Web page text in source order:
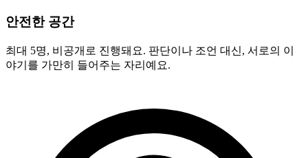
안전한 공간
최대 5명, 비공개로 진행돼요. 판단이나 조언 대신, 서로의 이
야기를 가만히 들어주는 자리예요.